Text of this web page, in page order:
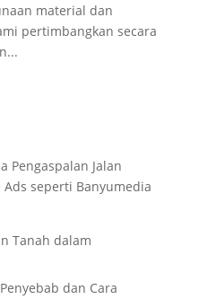
material dan
pertimbangkan secara
Pengaspalan Jalan
Ads seperti Banyumedia
Tanah dalam
dan Cara